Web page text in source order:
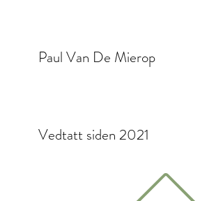
Paul Van De Mierop
Vedtatt siden 2021